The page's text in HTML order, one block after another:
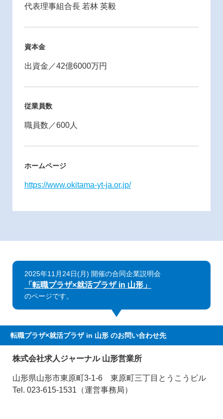
代表理事組合長 若林 英毅
資本金
出資金／42億6000万円
従業員数
職員数／600人
ホームページ
https://www.okitama-yt-ja.or.jp/
2025年11月24日(月) 開催の合同企業説明会
「転職プラザ×就活プラザ in 山形」
のページです。
転職プラザ×就活プラザ in 山形 のお問い合わせ先
株式会社求人ジャーナル 山形営業所
山形県山形市東原町3-1-6 東原町三丁目とうこうビル
Tel. 023-615-1531（運営事務局）